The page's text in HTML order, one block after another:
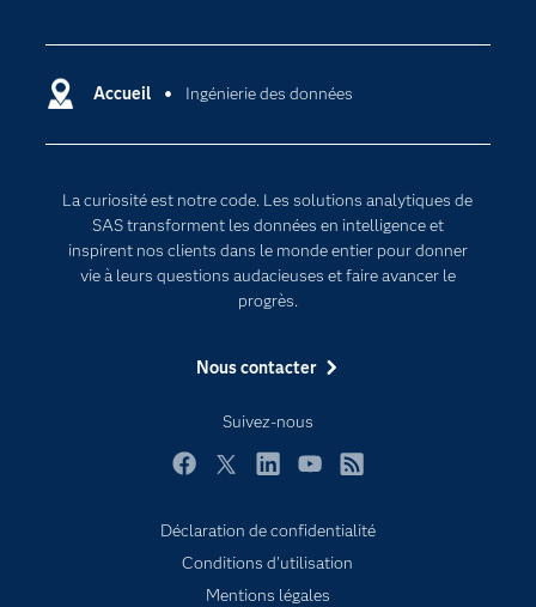
Accueil Ingénierie des données
La curiosité est notre code. Les solutions analytiques de
SAS transforment les données en intelligence et
inspirent nos clients dans le monde entier pour donner
vie à leurs questions audacieuses et faire avancer le
progrès.
Nous contacter
Suivez-nous
Carrières
Certifications
Documentation
Pour les enseignants
Entreprise
Formations
Pourquoi SAS ?
SAS Viya
Secteurs d'activité
Intelligence artificielle
Transformation digitale
Déclaration de confidentialité
Conditions d'utilisation
Mentions légales